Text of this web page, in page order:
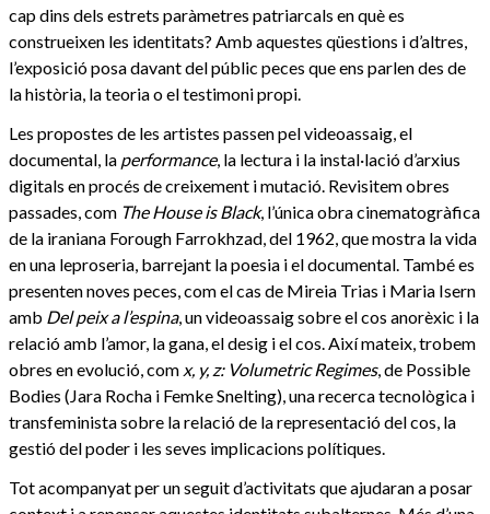
cap dins dels estrets paràmetres patriarcals en què es
construeixen les identitats? Amb aquestes qüestions i d’altres,
l’exposició posa davant del públic peces que ens parlen des de
la història, la teoria o el testimoni propi.
Les propostes de les artistes passen pel videoassaig, el
documental, la performance, la lectura i la instal·lació d’arxius
digitals en procés de creixement i mutació. Revisitem obres
passades, com The House is Black, l’única obra cinematogràfica
de la iraniana Forough Farrokhzad, del 1962, que mostra la vida
en una leproseria, barrejant la poesia i el documental. També es
presenten noves peces, com el cas de Mireia Trias i Maria Isern
amb Del peix a l’espina, un videoassaig sobre el cos anorèxic i la
relació amb l’amor, la gana, el desig i el cos. Així mateix, trobem
obres en evolució, com x, y, z: Volumetric Regimes, de Possible
Bodies (Jara Rocha i Femke Snelting), una recerca tecnològica i
transfeminista sobre la relació de la representació del cos, la
gestió del poder i les seves implicacions polítiques.
Tot acompanyat per un seguit d’activitats que ajudaran a posar